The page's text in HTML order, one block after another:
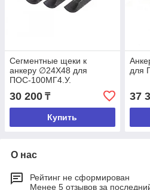
Сегментные щеки к
анкеру ∅24Х48 для
ПОС-100МГ4.У.
30 200 ₸
Купить
для
37
О нас
Рейтинг не сформирован
Менее 5 отзывов за